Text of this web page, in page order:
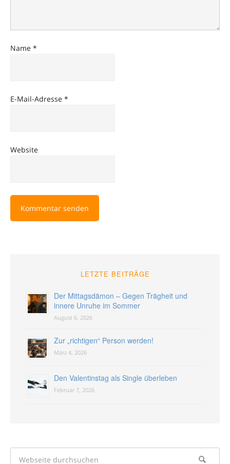
Name *
E-Mail-Adresse *
Website
LETZTE BEITRÄGE
Der Mittagsdämon – Gegen Trägheit und
innere Unruhe im Sommer
August 6, 2026
Zur „richtigen“ Person werden!
März 4, 2026
Den Valentinstag als Single überleben
Februar 7, 2026